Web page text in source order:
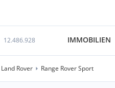
12.486.928 IMMOBILIEN
Land Rover Range Rover Sport